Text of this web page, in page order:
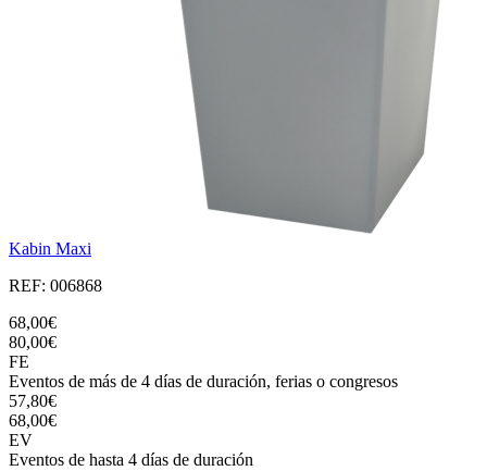
Kabin Maxi
REF: 006868
68,00€
80,00€
FE
Eventos de más de 4 días de duración, ferias o congresos
57,80€
68,00€
EV
Eventos de hasta 4 días de duración